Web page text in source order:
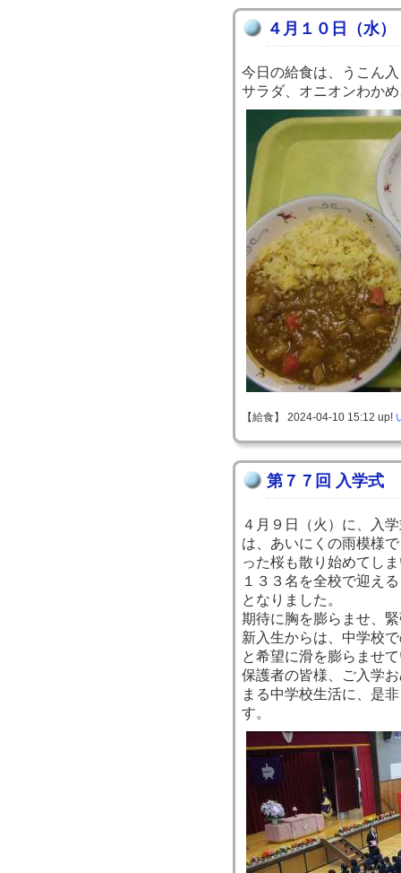
４月１０日（水）
今日の給食は、うこん
サラダ、オニオンわか
【給食】 2024-04-10 15:12 up!
第７７回 入学式
４月９日（火）に、入
は、あいにくの雨模様
った桜も散り始めてし
１３３名を全校で迎え
となりました。
期待に胸を膨らませ、
新入生からは、中学校
と希望に滑を膨らませ
保護者の皆様、ご入学
まる中学校生活に、是
す。